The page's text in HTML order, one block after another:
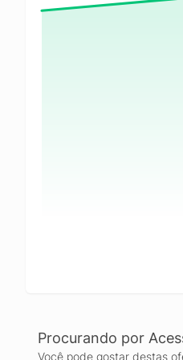
Procurando por
Você pode gostar destas